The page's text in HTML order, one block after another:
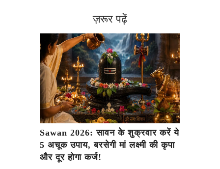
ज़रूर पढ़ें
Sawan 2026: सावन के शुक्रवार करें ये
5 अचूक उपाय, बरसेगी मां लक्ष्मी की कृपा
और दूर होगा कर्ज!